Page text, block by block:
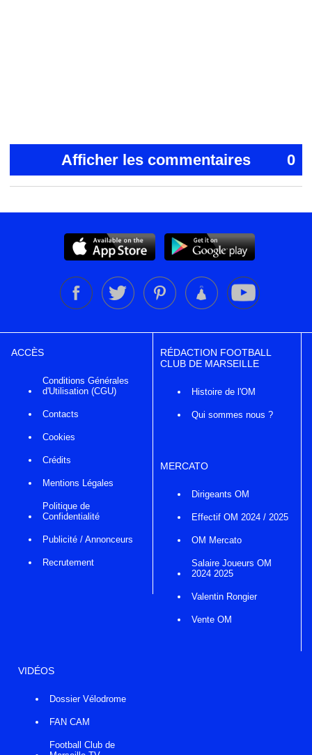
Afficher les commentaires 0
ACCÈS
Conditions Générales
d'Utilisation (CGU)
Contacts
Cookies
Crédits
Mentions Légales
Politique de
Confidentialité
Publicité / Annonceurs
Recrutement
RÉDACTION FOOTBALL
CLUB DE MARSEILLE
Histoire de l'OM
Qui sommes nous ?
MERCATO
Dirigeants OM
Effectif OM 2024 / 2025
OM Mercato
Salaire Joueurs OM
2024 2025
Valentin Rongier
Vente OM
VIDÉOS
Dossier Vélodrome
FAN CAM
Football Club de